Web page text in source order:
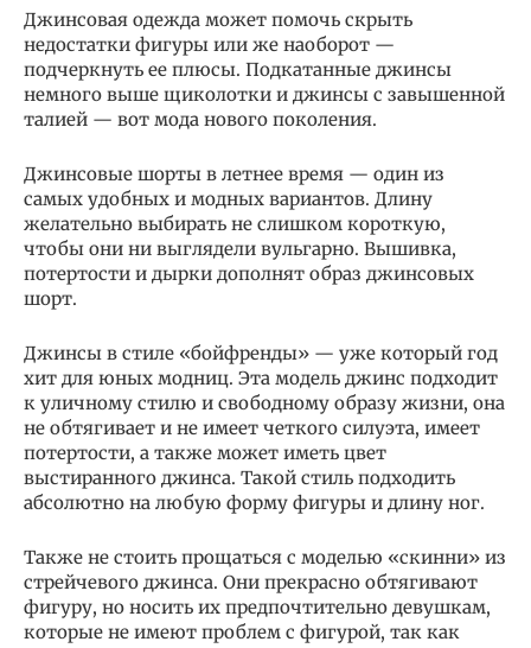
Джинсовая одежда может помочь скрыть
недостатки фигуры или же наоборот —
подчеркнуть ее плюсы. Подкатанные джинсы
немного выше щиколотки и джинсы с завышенной
талией — вот мода нового поколения.
Джинсовые шорты в летнее время — один из
самых удобных и модных вариантов. Длину
желательно выбирать не слишком короткую,
чтобы они ни выглядели вульгарно. Вышивка,
потертости и дырки дополнят образ джинсовых
шорт.
Джинсы в стиле «бойфренды» — уже который год
хит для юных модниц. Эта модель джинс подходит
к уличному стилю и свободному образу жизни, она
не обтягивает и не имеет четкого силуэта, имеет
потертости, а также может иметь цвет
выстиранного джинса. Такой стиль подходить
абсолютно на любую форму фигуры и длину ног.
Также не стоить прощаться с моделью «скинни» из
стрейчевого джинса. Они прекрасно обтягивают
фигуру, но носить их предпочтительно девушкам,
которые не имеют проблем с фигурой, так как